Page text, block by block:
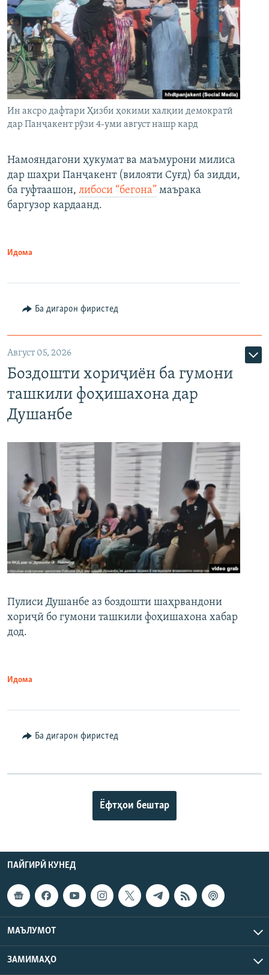
Ин аксро дафтари Ҳизби ҳокими халқии демократӣ
дар Панҷакент рӯзи 4-уми август нашр кард
Намояндагони ҳукумат ва маъмурони милиса
дар шаҳри Панҷакент (вилояти Суғд) ба зидди,
ба гуфтаашон, либоси “бегона” маърака
баргузор кардаанд.
Идома
Ба дигарон фиристед
Август 05, 2026
Боздошти хориҷиён ба гумони
ташкили фоҳишахона дар
Душанбе
Пулиси Душанбе аз боздошти шаҳрвандони
хориҷӣ бо гумони ташкили фоҳишахона хабар
дод.
Идома
Ба дигарон фиристед
Ёфтҳои бештар
ПАЙГИРӢ КУНЕД
МАЪЛУМОТ
ЗАМИМАҲО